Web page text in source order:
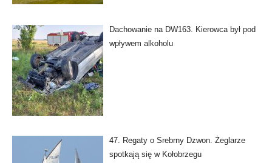
Dachowanie na DW163. Kierowca był pod
wpływem alkoholu
47. Regaty o Srebrny Dzwon. Żeglarze
spotkają się w Kołobrzegu